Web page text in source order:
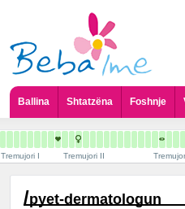
Ballina Shtatzëna Foshnje
Tremujori I Tremujori II
/pyet-dermatologun